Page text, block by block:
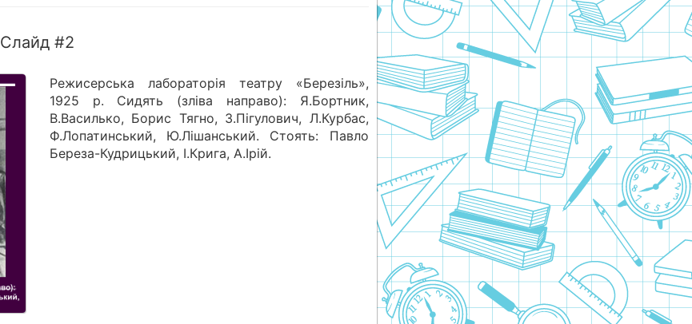
Слайд #2
Режисерська лабораторія театру «Березіль»,
1925 р. Сидять (зліва направо): Я.Бортник,
В.Василько, Борис Тягно, З.Пігулович, Л.Курбас,
Ф.Лопатинський, Ю.Лішанський. Стоять: Павло
Береза-Кудрицький, І.Крига, А.Ірій.